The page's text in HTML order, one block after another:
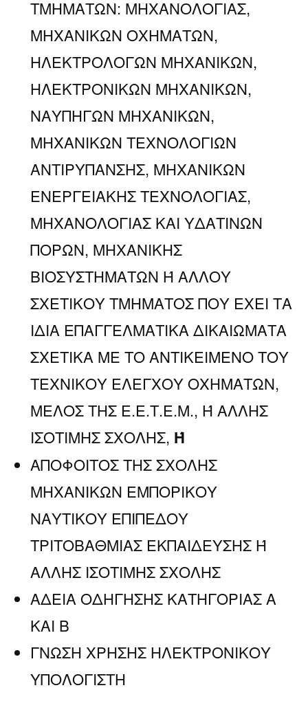
ΤΜΗΜΑΤΩΝ: ΜΗΧΑΝΟΛΟΓΙΑΣ,
ΜΗΧΑΝΙΚΩΝ ΟΧΗΜΑΤΩΝ,
ΗΛΕΚΤΡΟΛΟΓΩΝ ΜΗΧΑΝΙΚΩΝ,
ΗΛΕΚΤΡΟΝΙΚΩΝ ΜΗΧΑΝΙΚΩΝ,
ΝΑΥΠΗΓΩΝ ΜΗΧΑΝΙΚΩΝ,
ΜΗΧΑΝΙΚΩΝ ΤΕΧΝΟΛΟΓΙΩΝ
ΑΝΤΙΡΥΠΑΝΣΗΣ, ΜΗΧΑΝΙΚΩΝ
ΕΝΕΡΓΕΙΑΚΗΣ ΤΕΧΝΟΛΟΓΙΑΣ,
ΜΗΧΑΝΟΛΟΓΙΑΣ ΚΑΙ ΥΔΑΤΙΝΩΝ
ΠΟΡΩΝ, ΜΗΧΑΝΙΚΗΣ
ΒΙΟΣΥΣΤΗΜΑΤΩΝ Ή ΑΛΛΟΥ
ΣΧΕΤΙΚΟΥ ΤΜΗΜΑΤΟΣ ΠΟΥ ΕΧΕΙ ΤΑ
ΙΔΙΑ ΕΠΑΓΓΕΛΜΑΤΙΚΑ ΔΙΚΑΙΩΜΑΤΑ
ΣΧΕΤΙΚΑ ΜΕ ΤΟ ΑΝΤΙΚΕΙΜΕΝΟ ΤΟΥ
ΤΕΧΝΙΚΟΥ ΕΛΕΓΧΟΥ ΟΧΗΜΑΤΩΝ,
ΜΕΛΟΣ ΤΗΣ Ε.Ε.Τ.Ε.Μ., Ή ΑΛΛΗΣ
ΙΣΟΤΙΜΗΣ ΣΧΟΛΗΣ, Ή
ΑΠΟΦΟΙΤΟΣ ΤΗΣ ΣΧΟΛΗΣ
ΜΗΧΑΝΙΚΩΝ ΕΜΠΟΡΙΚΟΥ
ΝΑΥΤΙΚΟΥ ΕΠΙΠΕΔΟΥ
ΤΡΙΤΟΒΑΘΜΙΑΣ ΕΚΠΑΙΔΕΥΣΗΣ Ή
ΑΛΛΗΣ ΙΣΟΤΙΜΗΣ ΣΧΟΛΗΣ
ΑΔΕΙΑ ΟΔΗΓΗΣΗΣ ΚΑΤΗΓΟΡΙΑΣ Α
ΚΑΙ Β
ΓΝΩΣΗ ΧΡΗΣΗΣ ΗΛΕΚΤΡΟΝΙΚΟΥ
ΥΠΟΛΟΓΙΣΤΗ